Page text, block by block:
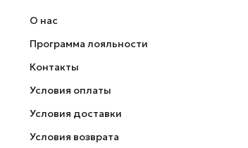
О нас
Программа лояльности
Контакты
Условия оплаты
Условия доставки
Условия возврата